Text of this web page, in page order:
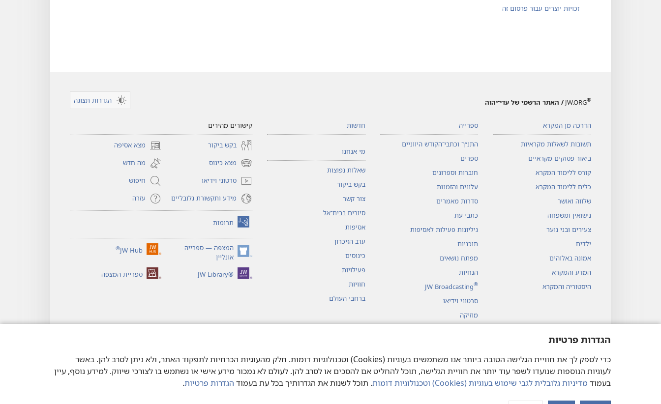
הגדרות פרטיות
כדי לספק לך את חוויית הגלישה הטובה ביותר אנו משתמשים בעוגיות (Cookies) וטכנולוגיות דומות. חלק מהעוגיות הכרחיות לתפקוד האתר, ולא ניתן לסרב להן. באשר
לעוגיות הנוספות שנועדו לשפר עוד יותר את חוויית הגלישה, תוכל להחליט אם להסכים או לסרב להן. לעולם לא נמכור מידע אישי או נשתמש בו לצורכי שיווק. למידע נוסף, עיין
בעמוד מדיניות גלובלית לגבי שימוש בעוגיות (‏Cookies)‏ וטכנולוגיות דומות . תוכל לשנות את הגדרותיך בכל עת בעמוד הגדרות פרטיות.
זכויות יוצרים עבור פרסום זה
JW.ORG® / האתר הרשמי של עדי־יהוה הגדרות תצוגה
הדרכה מן המקרא
תשובות לשאלות מקראיות
ביאור פסוקים מקראיים
קורס ללימוד המקרא
כלים ללימוד המקרא
שלווה ואושר
נישואין ומשפחה
צעירים ובני נוער
ילדים
אמונה באלוהים
המדע והמקרא
היסטוריה והמקרא
ספרייה
התנ״ך וכתבי־הקודש היווניים
ספרים
חוברות וספרונים
עלונים והזמנות
סדרות מאמרים
כתבי עת
גיליונות פעילות לאסיפות
תוכניות
מפתח נושאים
הנחיות
®
JW Broadcasting
סרטוני וידיאו
מוזיקה
חדשות
מי אנחנו
שאלות נפוצות
בקש ביקור
צור קשר
סיורים בבית־אל
אסיפות
ערב הזיכרון
כינוסים
פעילויות
חוויות
ברחבי העולם
קישורים מהירים
בקש ביקור מצא אסיפה(פותח
חלון
חדש)
מצא כינוס(פותח
חלון
חדש)
מה חדש
סרטוני וידיאו
חיפוש
מידע ותקשורת גלובליים
עזרה
תרומות (פותח
חלון
חדש) המצפה — ספרייה
אונליין (פותח
חלון
חדש)
JW Hub
®
(פותח
חדש)
®JW Library ספריית המצפה
Copyright © 2026 Watch Tower Bible and Tract Society of Pennsylvania. תנאי שימוש |מדיניות פרטיות | הגדרות פרטיות